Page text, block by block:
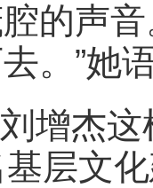
的声
。”她
增杰
层文